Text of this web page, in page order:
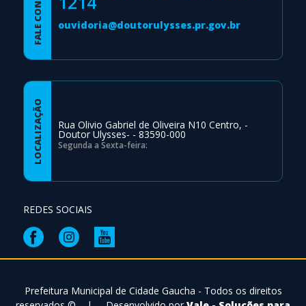
ouvidoria@doutorulysses.pr.gov.br
LOCALIZAÇÃO Rua Olivio Gabriel de Oliveira N10 Centro, -
Doutor Ulysses- - 83590-000
Segunda a Sexta-feira:
REDES SOCIAIS
Prefeitura Municipal de Cidade Gaucha - Todos os direitos